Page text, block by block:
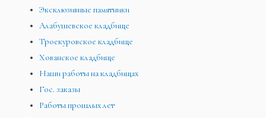
Эксклюзивные памятники
Алабушевское кладбище
Троекуровское кладбище
Хованское кладбище
Наши работы на кладбищах
Гос. заказы
Работы прошлых лет